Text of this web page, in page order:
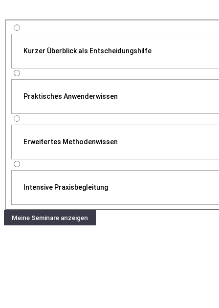
Kurzer Überblick als Entscheidungshilfe
Praktisches Anwenderwissen
Erweitertes Methodenwissen
Intensive Praxisbegleitung
Meine Seminare anzeigen